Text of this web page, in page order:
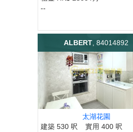
--
ALBERT , 84014892
太湖花園
建築 530 呎
實用 400 呎